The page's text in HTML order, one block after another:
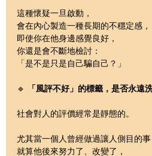
這種懷疑一旦啟動，
會在內心製造一種長期的不穩定感，
即使你在他身邊感覺良好，
你還是會不斷地檢討：
「是不是只是自己騙自己？」
🔹 「風評不好」的標籤，是否永遠
社會對人的評價經常是靜態的。
尤其當一個人曾經做過讓人側目的事
就算他後來努力了、改變了，